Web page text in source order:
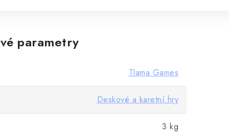
parametry
Tlama Games
Deskové a karetní hry
3 kg